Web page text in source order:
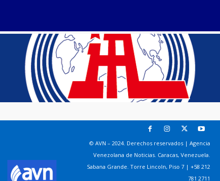
© AVN – 2024. Derechos reservados | Agencia
Venezolana de Noticias. Caracas, Venezuela.
Sabana Grande. Torre Lincoln, Piso 7 | +58 212
781 2711